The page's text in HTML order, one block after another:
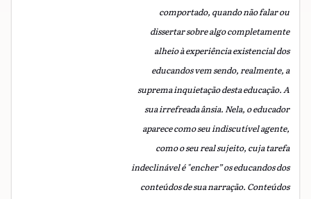
comportado, quando não falar ou
dissertar sobre algo completamente
alheio à experiência existencial dos
educandos vem sendo, realmente, a
suprema inquietação desta educação. A
sua irrefreada ânsia. Nela, o educador
aparece como seu indiscutível agente,
como o seu real sujeito, cuja tarefa
indeclinável é "encher” os educandos dos
conteúdos de sua narração. Conteúdos